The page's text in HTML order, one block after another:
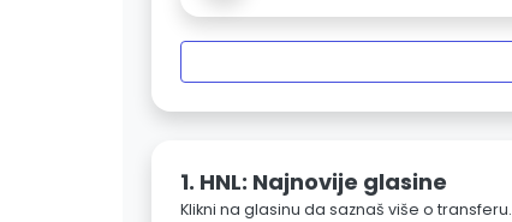
1. HNL: Najnovije glasine
Klikni na glasinu da saznaš više o transferu.